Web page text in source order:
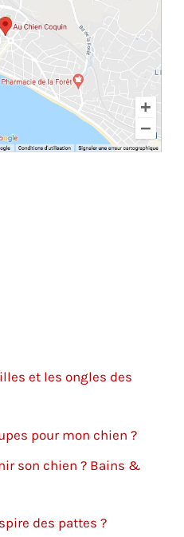
et les ongles​ des
pour mon chien ?
son chien ? Bains &
des pattes ?